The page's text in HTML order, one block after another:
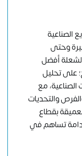
الصناعية
وحتى
أفضل
على تحليل
الصناعية، مع
والتحديات
بقطاع
تساهم في